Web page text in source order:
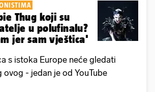
Thug koji su
u polufinalu?
jer sam vještica'
s istoka Europe neće gledati
ovog - jedan je od YouTube